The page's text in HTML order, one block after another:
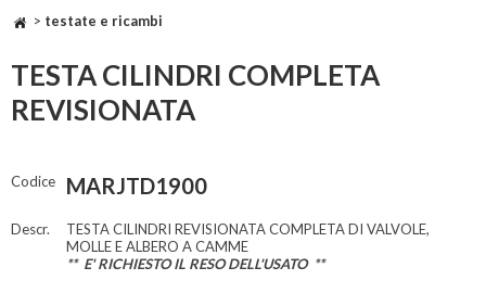
> testate e ricambi
TESTA CILINDRI COMPLETA
REVISIONATA
Codice MARJTD1900
Descr.
TESTA CILINDRI REVISIONATA COMPLETA DI VALVOLE,
MOLLE E ALBERO A CAMME
** E' RICHIESTO IL RESO DELL'USATO **